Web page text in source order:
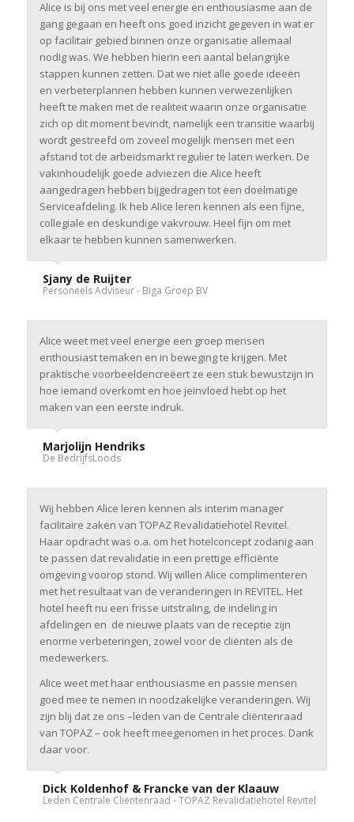
Alice is bij ons met veel energie en enthousiasme aan de
gang gegaan en heeft ons goed inzicht gegeven in wat er
op facilitair gebied binnen onze organisatie allemaal
nodig was. We hebben hierin een aantal belangrijke
stappen kunnen zetten. Dat we niet alle goede ideeën
en verbeterplannen hebben kunnen verwezenlijken
heeft te maken met de realiteit waarin onze organisatie
zich op dit moment bevindt, namelijk een transitie waarbij
wordt gestreefd om zoveel mogelijk mensen met een
afstand tot de arbeidsmarkt regulier te laten werken. De
vakinhoudelijk goede adviezen die Alice heeft
aangedragen hebben bijgedragen tot een doelmatige
Serviceafdeling. Ik heb Alice leren kennen als een fijne,
collegiale en deskundige vakvrouw. Heel fijn om met
elkaar te hebben kunnen samenwerken.
Sjany de Ruijter
Personeels Adviseur - Biga Groep BV
Alice weet met veel energie een groep mensen
enthousiast temaken en in beweging te krijgen. Met
praktische voorbeeldencreëert ze een stuk bewustzijn in
hoe iemand overkomt en hoe jeinvloed hebt op het
maken van een eerste indruk.
Marjolijn Hendriks
De BedrijfsLoods
Wij hebben Alice leren kennen als interim manager
facilitaire zaken van TOPAZ Revalidatiehotel Revitel.
Haar opdracht was o.a. om het hotelconcept zodanig aan
te passen dat revalidatie in een prettige efficiënte
omgeving voorop stond. Wij willen Alice complimenteren
met het resultaat van de veranderingen in REVITEL. Het
hotel heeft nu een frisse uitstraling, de indeling in
afdelingen en de nieuwe plaats van de receptie zijn
enorme verbeteringen, zowel voor de cliënten als de
medewerkers.
Alice weet met haar enthousiasme en passie mensen
goed mee te nemen in noodzakelijke veranderingen. Wij
zijn blij dat ze ons –leden van de Centrale cliëntenraad
van TOPAZ – ook heeft meegenomen in het proces. Dank
daar voor.
Dick Koldenhof & Francke van der Klaauw
Leden Centrale Cliëntenraad - TOPAZ Revalidatiehotel Revitel